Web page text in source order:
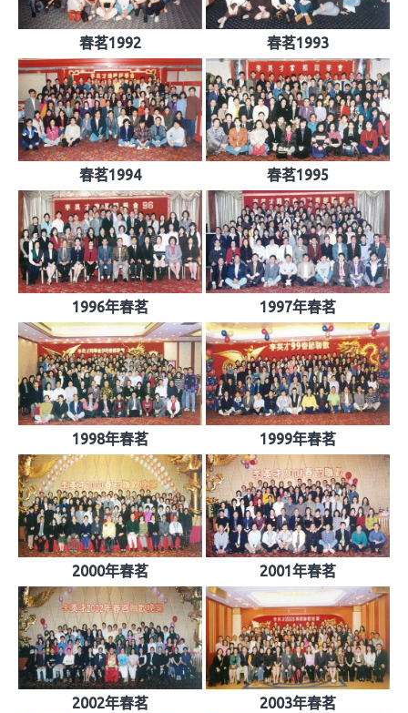
春茗1992 春茗1993
春茗1994 春茗1995
1996年春茗 1997年春茗
1998年春茗 1999年春茗
2000年春茗 2001年春茗
2002年春茗 2003年春茗